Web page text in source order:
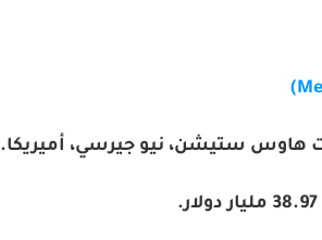
)
هاوس ستيشن، نيو جيرسي، أميريكا.
38.97 مليار دولار.